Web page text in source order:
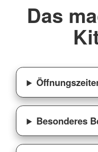
Das
Besonderes